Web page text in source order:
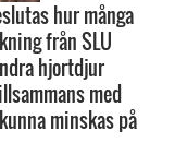
hur många
från SLU
hjortdjur
med
minskas på